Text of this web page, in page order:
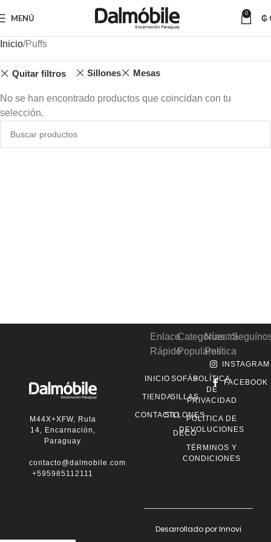
MENÚ 0 ₲
Inicio Puffs
Quitar filtros Sillones Mesas
No se han encontrado productos que coincidan con tu
selección.
M44X+XFW, Ruta
14, Encarnación,
Paraguay
contacto@dalmobile.com.py
+595985112111
Enlace
Rápido
INICIO
TIENDA
CONTACTO
Categorías
Populares
SOFÁS
SILLAS
SILLONES
DECO
Nuestra
Política
POLÍTICA
DE
PRIVACIDAD
POLÍTICA DE
DEVOLUCIONES
TÉRMINOS Y
CONDICIONES
INSTAGRAM
FACEBOOK
Desarrollado por Innovi